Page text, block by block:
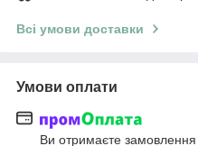
Всі умови доставки
Умови оплати
Ви отримаєте замовлення